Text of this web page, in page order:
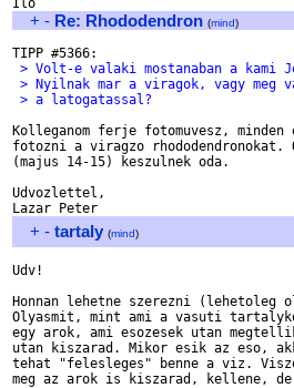
+ - Re: Rhododendron (mind)
> Volt-e valaki mostanaban a kami
> Nyilnak mar a viragok, vagy meg
> a latogatassal?
Kolleganom ferje fotomuvesz, minden
fotozni a viragzo rhododendronokat.
(majus 14-15) keszulnek oda.
Udvozlettel,
+ - tartaly (mind)
Udv!
Honnan lehetne szerezni (lehetoleg
Olyasmit, mint ami a vasuti
egy arok, ami esozesek utan
utan kiszarad. Mikor esik az eso,
tehat "felesleges" benne a viz.
meg az arok is kiszarad, kellene,